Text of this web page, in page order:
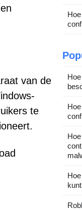
van de
te